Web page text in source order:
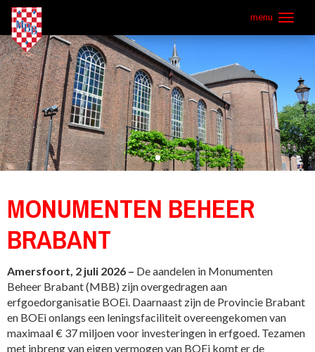
Overslaan
naar
de
inhoud
gaan
menu
MONUMENTEN BEHEER
BRABANT
Amersfoort, 2 juli 2026 – De aandelen in Monumenten
Beheer Brabant (MBB) zijn overgedragen aan
erfgoedorganisatie BOEi. Daarnaast zijn de Provincie Brabant
en BOEi onlangs een leningsfaciliteit overeengekomen van
maximaal € 37 miljoen voor investeringen in erfgoed. Tezamen
met inbreng van eigen vermogen van BOEi komt er de